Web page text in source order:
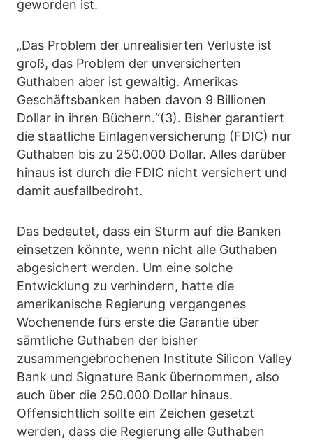
geworden ist.
„Das Problem der unrealisierten Verluste ist
groß, das Problem der unversicherten
Guthaben aber ist gewaltig. Amerikas
Geschäftsbanken haben davon 9 Billionen
Dollar in ihren Büchern.“(3). Bisher garantiert
die staatliche Einlagenversicherung (FDIC) nur
Guthaben bis zu 250.000 Dollar. Alles darüber
hinaus ist durch die FDIC nicht versichert und
damit ausfallbedroht.
Das bedeutet, dass ein Sturm auf die Banken
einsetzen könnte, wenn nicht alle Guthaben
abgesichert werden. Um eine solche
Entwicklung zu verhindern, hatte die
amerikanische Regierung vergangenes
Wochenende fürs erste die Garantie über
sämtliche Guthaben der bisher
zusammengebrochenen Institute Silicon Valley
Bank und Signature Bank übernommen, also
auch über die 250.000 Dollar hinaus.
Offensichtlich sollte ein Zeichen gesetzt
werden, dass die Regierung alle Guthaben